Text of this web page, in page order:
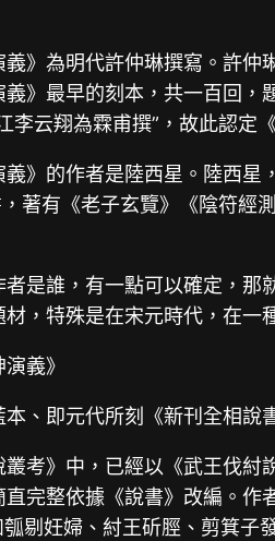
》為明代許仲琳撰寫。許
》最早的刻本，共一百回
李云翔為霖甫撰”，故此認
》的作者是陸西星。陸西
著有《老子玄覽》《陰符
是誰，有一點可以確定，
，特殊是在宋元時代，在
義》
、即元代所刻《新刊全相
考》中，已經以《武王伐
完整依據《說書》改編。
剔妊婦、紂王斫脛、剪箕子